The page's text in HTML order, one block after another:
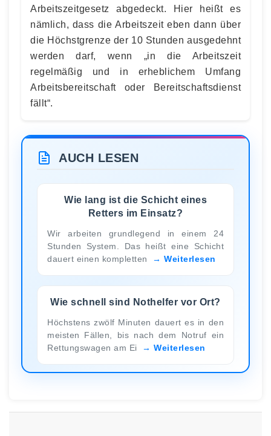
Arbeitszeitgesetz abgedeckt. Hier heißt es
nämlich, dass die Arbeitszeit eben dann über
die Höchstgrenze der 10 Stunden ausgedehnt
werden darf, wenn „in die Arbeitszeit
regelmäßig und in erheblichem Umfang
Arbeitsbereitschaft oder Bereitschaftsdienst
fällt“.
AUCH LESEN
Wie lang ist die Schicht eines
Retters im Einsatz?
Wir arbeiten grundlegend in einem 24
Stunden System. Das heißt eine Schicht
dauert einen kompletten
Weiterlesen
Wie schnell sind Nothelfer vor Ort?
Höchstens zwölf Minuten dauert es in den
meisten Fällen, bis nach dem Notruf ein
Rettungswagen am Ei
Weiterlesen